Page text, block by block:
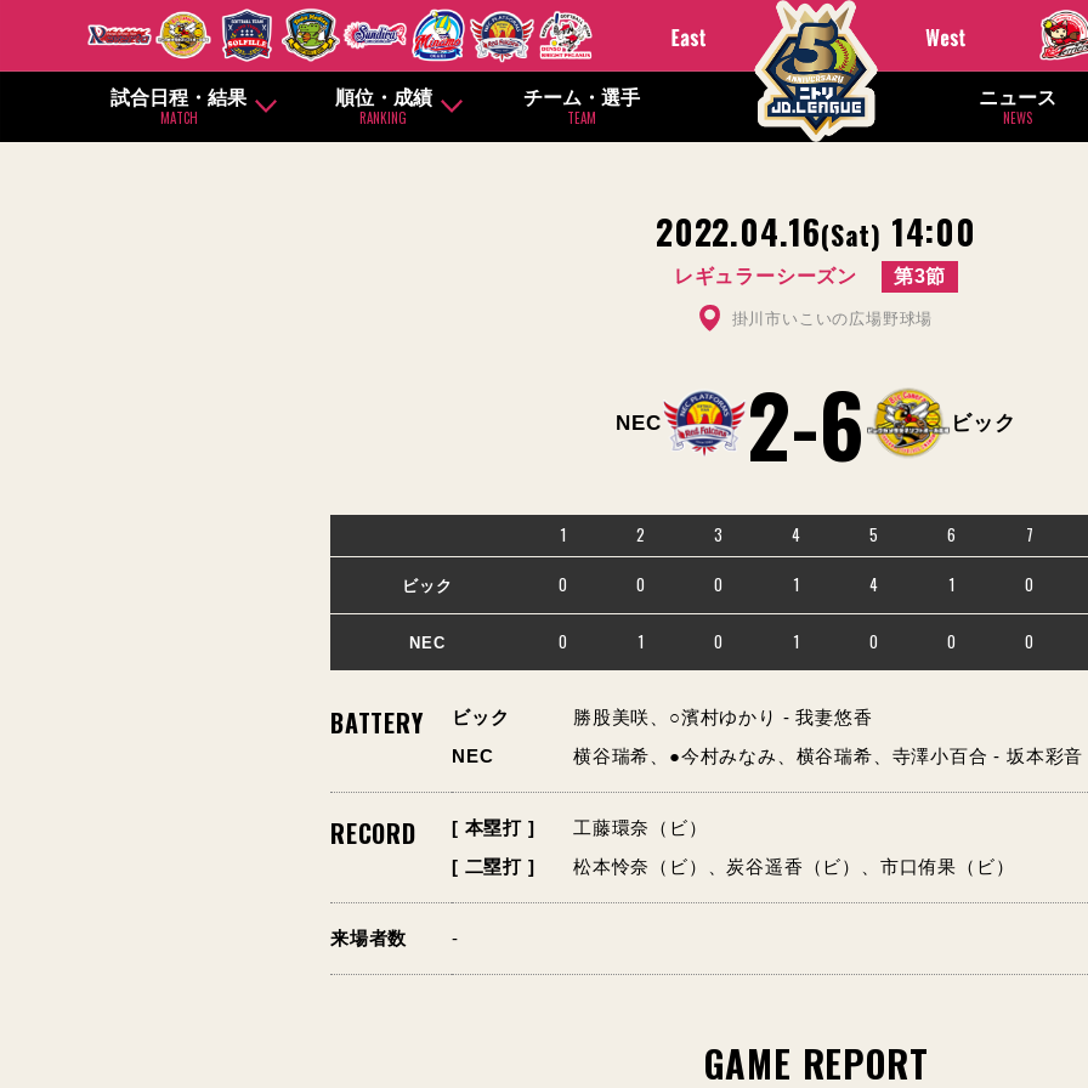
試合日程・結果
MATCH
順位・成績
RANKING
チーム・選手
TEAM
ニュース
NEWS
2022.04.16(Sat) 14:00
レギュラーシーズン 第3節
掛川市いこいの広場野球場
NEC 2-6 ビック
1 2 3 4 5 6 7
ビック 0 0 0 1 4 1 0
NEC 0 1 0 1 0 0 0
BATTERY ビック
勝股美咲、○濱村ゆかり - 我妻悠香
NEC
横谷瑞希、●今村みなみ、横谷瑞希、寺澤小百合 - 坂本彩音
RECORD [ 本塁打 ]
工藤環奈（ビ）
[ 二塁打 ]
松本怜奈（ビ）、炭谷遥香（ビ）、市口侑果（ビ）
来場者数 -
GAME REPORT